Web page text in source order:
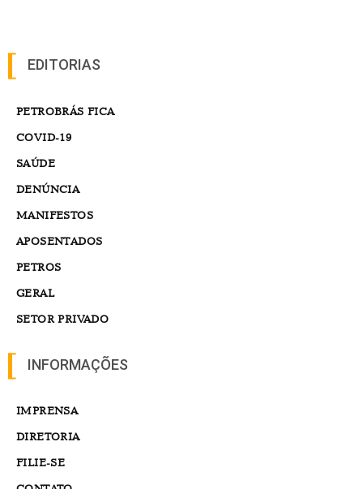
EDITORIAS
PETROBRÁS FICA
COVID-19
SAÚDE
DENÚNCIA
MANIFESTOS
APOSENTADOS
PETROS
GERAL
SETOR PRIVADO
INFORMAÇÕES
IMPRENSA
DIRETORIA
FILIE-SE